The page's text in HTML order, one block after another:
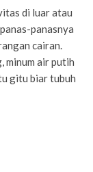
di luar atau
panasnya
cairan.
minum air putih
gitu biar tubuh